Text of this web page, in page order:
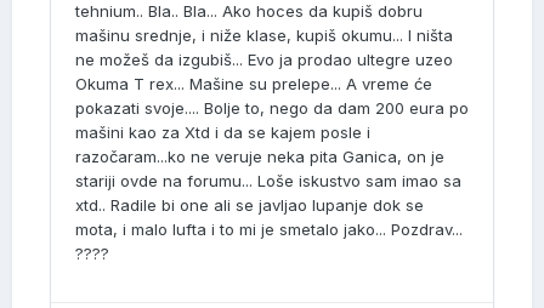
tehnium.. Bla.. Bla... Ako hoces da kupiš dobru
mašinu srednje, i niže klase, kupiš okumu... I ništa
ne možeš da izgubiš... Evo ja prodao ultegre uzeo
Okuma T rex... Mašine su prelepe... A vreme će
pokazati svoje.... Bolje to, nego da dam 200 eura po
mašini kao za Xtd i da se kajem posle i
razočaram...ko ne veruje neka pita Ganica, on je
stariji ovde na forumu... Loše iskustvo sam imao sa
xtd.. Radile bi one ali se javljao lupanje dok se
mota, i malo lufta i to mi je smetalo jako... Pozdrav...
????